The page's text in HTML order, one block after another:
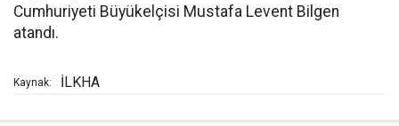
Cumhuriyeti Büyükelçisi Mustafa Levent Bilgen
atandı.
Kaynak: İLKHA